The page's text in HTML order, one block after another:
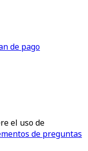
de pago
el uso de
de preguntas